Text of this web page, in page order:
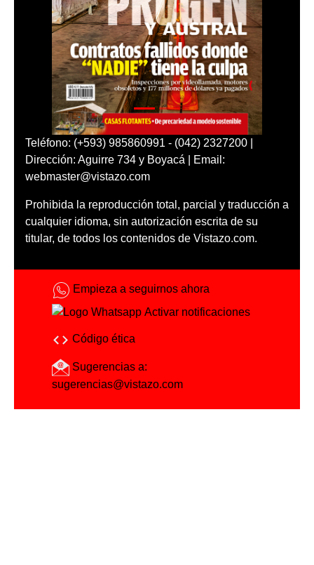
Teléfono: (+593) 985860991 - (042) 2327200 |
Dirección: Aguirre 734 y Boyacá | Email:
webmaster@vistazo.com
Prohibida la reproducción total, parcial y traducción a
cualquier idioma, sin autorización escrita de su
titular, de todos los contenidos de Vistazo.com.
Empieza a seguirnos ahora
Activar notificaciones
Código ética
Sugerencias a:
sugerencias@vistazo.com